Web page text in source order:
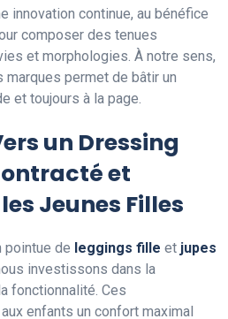
innovation continue, au bénéfice
composer des tenues
et morphologies. À notre sens,
permet de bâtir un
et toujours à la page.
un Dressing
et
Jeunes Filles
pointue de leggings fille et jupes
investissons dans la
fonctionnalité. Ces
enfants un confort maximal